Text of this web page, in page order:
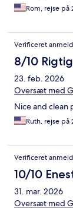
Rom, rejse
Verificeret
8/10
23. feb. 2026
Oversæt med
Nice and clean
Ruth, rejse
Verificeret
10/10
31. mar. 2026
Oversæt med